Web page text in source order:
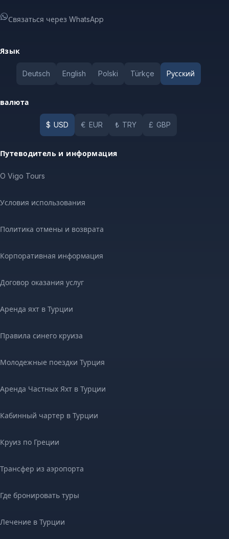
Связаться через WhatsApp
Язык
Deutsch English Polski Türkçe Pусский
валюта
$ USD € EUR ₺ TRY £ GBP
Путеводитель и информация
O Vigo Tours
Условия использования
Политика отмены и возврата
Корпоративная информация
Договор оказания услуг
Аренда яхт в Турции
Правила синего круиза
Молодежные поездки Турция
Аренда Частных Яхт в Турции
Кабинный чартер в Турции
Круиз по Греции
Трансфер из аэропорта
Где бронировать туры
Лечение в Турции